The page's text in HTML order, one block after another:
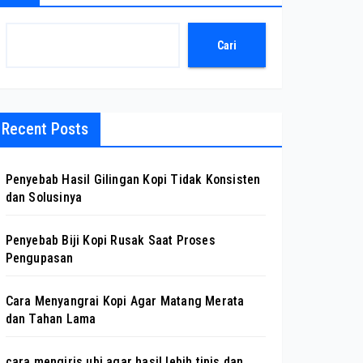
Cari
Recent Posts
Penyebab Hasil Gilingan Kopi Tidak Konsisten
dan Solusinya
Penyebab Biji Kopi Rusak Saat Proses
Pengupasan
Cara Menyangrai Kopi Agar Matang Merata
dan Tahan Lama